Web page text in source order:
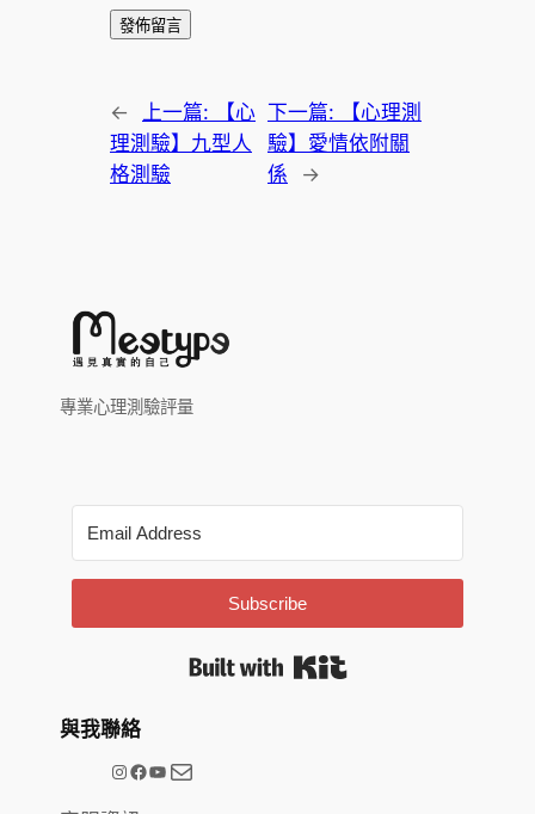
← 上一篇:
【心
理測驗】九型人
格測驗
下一篇:
【心理測
驗】愛情依附關
係
→
專業心理測驗評量
Subscribe
與我聯絡
@meetype.tw Facebook YouTube 電子郵件